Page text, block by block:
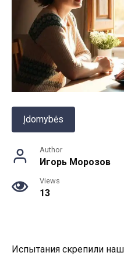
Įdomybės
Author
Игорь Морозов
Views
13
Испытания скрепили